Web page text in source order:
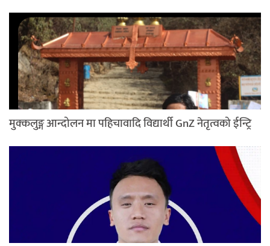
मुक्कलुङ्ग आन्दोलन मा पहिचावादि विद्यार्थी GnZ नेतृत्वको ईन्ट्रि